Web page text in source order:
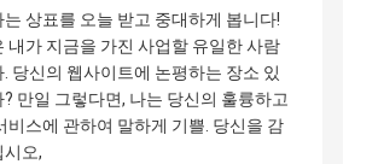
는 상표를 오늘 받고 중대하게 봅니다!
내가 지금을 가진 사업할 유일한 사람
. 당신의 웹사이트에 논평하는 장소 있
? 만일 그렇다면, 나는 당신의 훌륭하고
비스에 관하여 말하게 기쁠. 당신을 감
오,